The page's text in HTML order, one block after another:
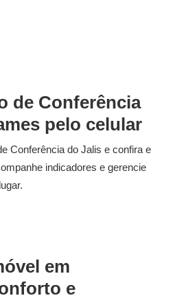
de Conferência
pelo celular
Conferência do Jalis e confira e
indicadores e gerencie
em
e